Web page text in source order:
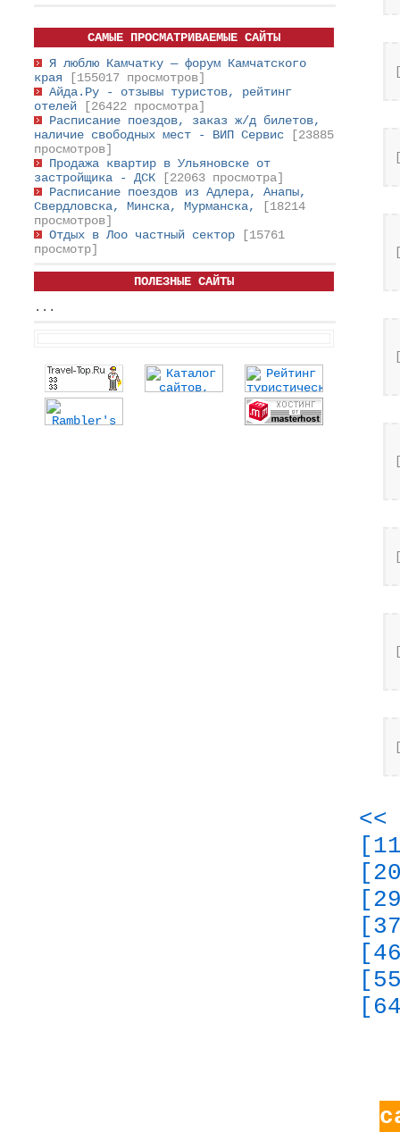
САМЫЕ ПРОСМАТРИВАЕМЫЕ САЙТЫ
Я люблю Камчатку — форум Камчатского
края
[155017 просмотров]
Айда.Ру - отзывы туристов, рейтинг
отелей
[26422 просмотра]
Расписание поездов, заказ ж/д билетов,
наличие свободных мест - ВИП Сервис
[23885
просмотров]
Продажа квартир в Ульяновске от
застройщика - ДСК
[22063 просмотра]
Расписание поездов из Адлера, Анапы,
Свердловска, Минска, Мурманска,
[18214
просмотров]
Отдых в Лоо частный сектор
[15761
просмотр]
ПОЛЕЗНЫЕ САЙТЫ
...
<<